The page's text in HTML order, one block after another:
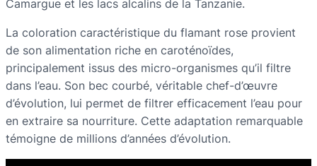
Camargue et les lacs alcalins de la Tanzanie.
La coloration caractéristique du flamant rose provient
de son alimentation riche en caroténoïdes,
principalement issus des micro-organismes qu’il filtre
dans l’eau. Son bec courbé, véritable chef-d’œuvre
d’évolution, lui permet de filtrer efficacement l’eau pour
en extraire sa nourriture. Cette adaptation remarquable
témoigne de millions d’années d’évolution.